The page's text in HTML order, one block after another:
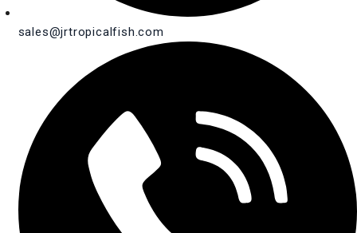
sales@jrtropicalfish.com